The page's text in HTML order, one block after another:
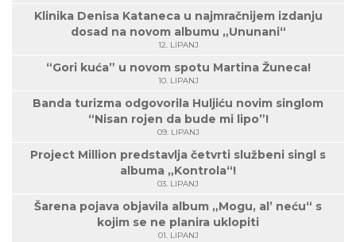
Klinika Denisa Kataneca u najmračnijem izdanju
dosad na novom albumu „Ununani“
12. LIPANJ
“Gori kuća” u novom spotu Martina Žuneca!
10. LIPANJ
Banda turizma odgovorila Huljiću novim singlom
“Nisan rojen da bude mi lipo”!
09. LIPANJ
Project Million predstavlja četvrti službeni singl s
albuma „Kontrola“!
03. LIPANJ
Šarena pojava objavila album „Mogu, al’ neću“ s
kojim se ne planira uklopiti
01. LIPANJ